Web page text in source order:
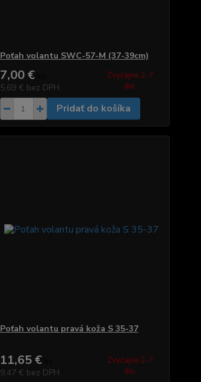
Poťah volantu SWC-57-M (37-39cm)
7,00 €/
5,69 € bez DPH
Zvyčajne 2-7
dni.
Pridať do košíka
Poťah volantu pravá koža S 35-37
11,65 €/
9,47 € bez DPH
Zvyčajne 2-7
dni.